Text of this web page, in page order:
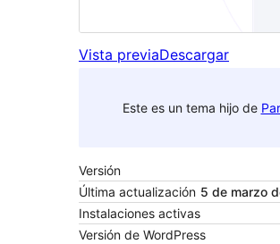
Vista previaDescargar
Este es un tema hijo de
Versión
Última actualización 5 de marzo
Instalaciones activas
Versión de WordPress